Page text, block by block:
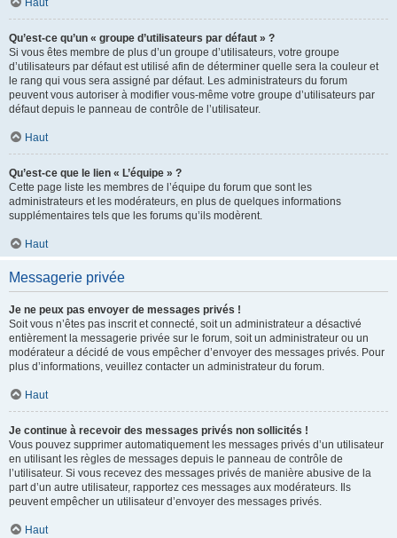
Haut
Qu’est-ce qu’un « groupe d’utilisateurs par défaut » ?
Si vous êtes membre de plus d’un groupe d’utilisateurs, votre groupe
d’utilisateurs par défaut est utilisé afin de déterminer quelle sera la couleur et
le rang qui vous sera assigné par défaut. Les administrateurs du forum
peuvent vous autoriser à modifier vous-même votre groupe d’utilisateurs par
défaut depuis le panneau de contrôle de l’utilisateur.
Haut
Qu’est-ce que le lien « L’équipe » ?
Cette page liste les membres de l’équipe du forum que sont les
administrateurs et les modérateurs, en plus de quelques informations
supplémentaires tels que les forums qu’ils modèrent.
Haut
Messagerie privée
Je ne peux pas envoyer de messages privés !
Soit vous n’êtes pas inscrit et connecté, soit un administrateur a désactivé
entièrement la messagerie privée sur le forum, soit un administrateur ou un
modérateur a décidé de vous empêcher d’envoyer des messages privés. Pour
plus d’informations, veuillez contacter un administrateur du forum.
Haut
Je continue à recevoir des messages privés non sollicités !
Vous pouvez supprimer automatiquement les messages privés d’un utilisateur
en utilisant les règles de messages depuis le panneau de contrôle de
l’utilisateur. Si vous recevez des messages privés de manière abusive de la
part d’un autre utilisateur, rapportez ces messages aux modérateurs. Ils
peuvent empêcher un utilisateur d’envoyer des messages privés.
Haut